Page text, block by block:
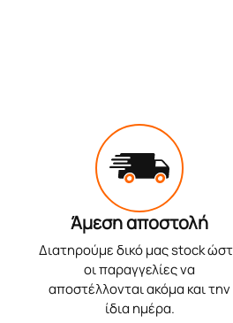
Άμεση αποστολή
Διατηρούμε δικό μας stock
οι παραγγελίες να
αποστέλλονται ακόμα και την
ίδια ημέρα.